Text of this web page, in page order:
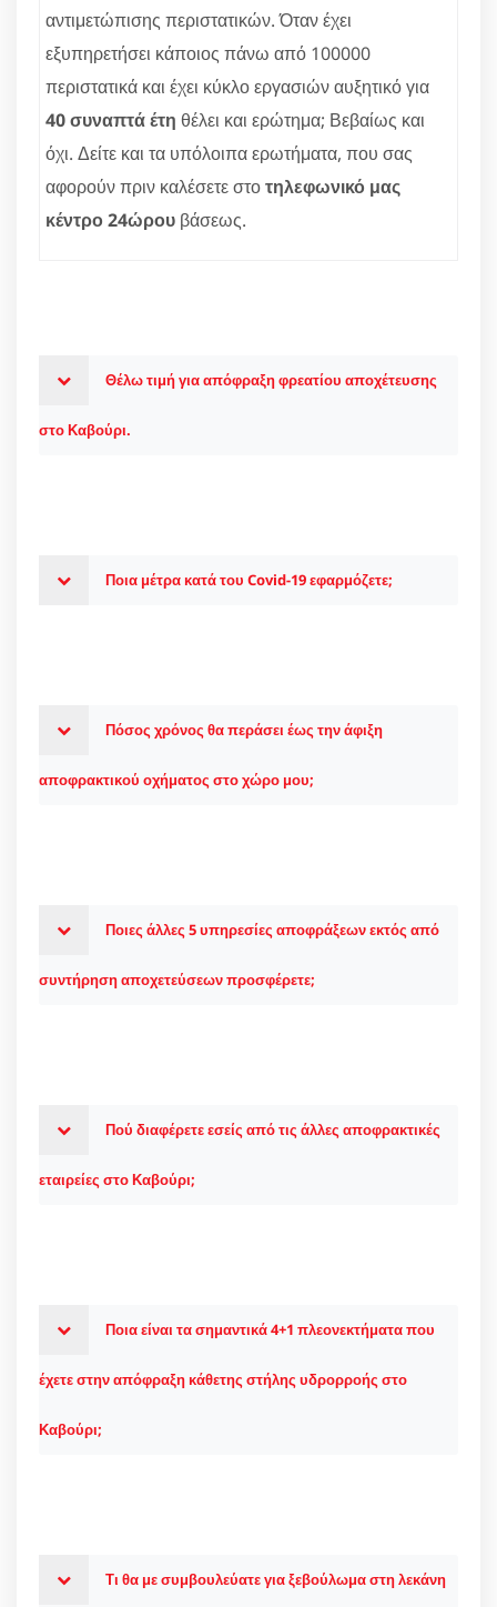
αντιμετώπισης περιστατικών. Όταν έχει
εξυπηρετήσει κάποιος πάνω από 100000
περιστατικά και έχει κύκλο εργασιών αυξητικό για
40 συναπτά έτη θέλει και ερώτημα; Βεβαίως και
όχι. Δείτε και τα υπόλοιπα ερωτήματα, που σας
αφορούν πριν καλέσετε στοτηλεφωνικό μας
κέντρο 24ώρου βάσεως.
Θέλω τιμή για απόφραξη φρεατίου αποχέτευσης
στο Καβούρι.
Ποια μέτρα κατά του Covid-19 εφαρμόζετε;
Πόσος χρόνος θα περάσει έως την άφιξη
αποφρακτικού οχήματος στο χώρο μου;
Ποιες άλλες 5 υπηρεσίες αποφράξεων εκτός από
συντήρηση αποχετεύσεων προσφέρετε;
Πού διαφέρετε εσείς από τις άλλες αποφρακτικές
εταιρείες στο Καβούρι;
Ποια είναι τα σημαντικά 4+1 πλεονεκτήματα που
έχετε στην απόφραξη κάθετης στήλης υδρορροής στο
Καβούρι;
Τι θα με συμβουλεύατε για ξεβούλωμα στη λεκάνη